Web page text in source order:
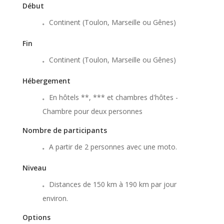
Début
Continent (Toulon, Marseille ou Gênes)
Fin
Continent (Toulon, Marseille ou Gênes)
Hébergement
En hôtels **, *** et chambres d'hôtes -
Chambre pour deux personnes
Nombre de participants
A partir de 2 personnes avec une moto.
Niveau
Distances de 150 km à 190 km par jour
environ.
Options